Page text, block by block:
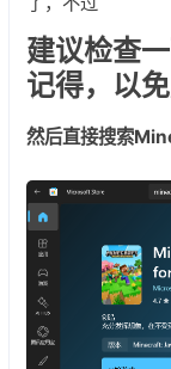
建议检查
记得，以
然后直接搜索